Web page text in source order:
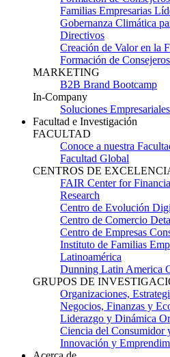
Familias Empresarias
Gobernanza Climática
Directivos
Creación de Valor en la
Formación de
MARKETING
B2B Brand Bootcamp
In-Company
Soluciones Empresariales
Facultad e Investigación
FACULTAD
Conoce a nuestra
Facultad Global
CENTROS DE
FAIR Center for
Research
Centro de Evolución
Centro de Comercio
Centro de Empresas
Instituto de Familias
Latinoamérica
Dunning Latin America
GRUPOS DE
Organizaciones,
Negocios, Finanzas y
Liderazgo y Dinámica
Ciencia del Consumidor
Innovación y